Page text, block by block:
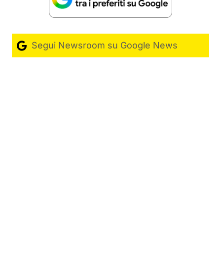
Segui Newsroom su Google News